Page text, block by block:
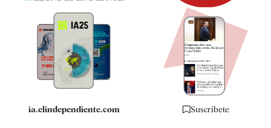
Quiénes somos
Especificaciones
ia.elindependiente.com Suscríbete